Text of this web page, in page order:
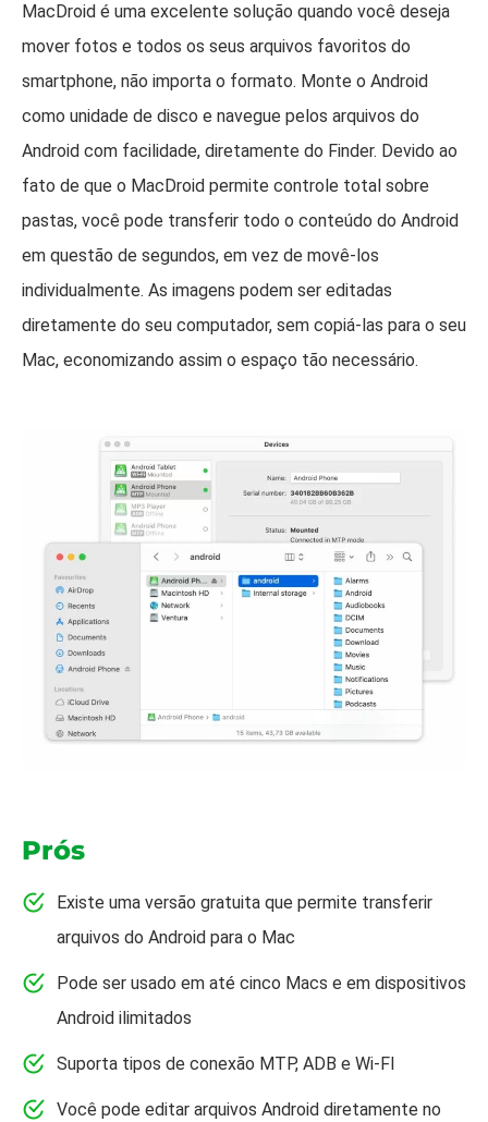
MacDroid é uma excelente solução quando você deseja
mover fotos e todos os seus arquivos favoritos do
smartphone, não importa o formato. Monte o Android
como unidade de disco e navegue pelos arquivos do
Android com facilidade, diretamente do Finder. Devido ao
fato de que o MacDroid permite controle total sobre
pastas, você pode transferir todo o conteúdo do Android
em questão de segundos, em vez de movê-los
individualmente. As imagens podem ser editadas
diretamente do seu computador, sem copiá-las para o seu
Mac, economizando assim o espaço tão necessário.
Prós
Existe uma versão gratuita que permite transferir
arquivos do Android para o Mac
Pode ser usado em até cinco Macs e em dispositivos
Android ilimitados
Suporta tipos de conexão MTP, ADB e Wi-FI
Você pode editar arquivos Android diretamente no